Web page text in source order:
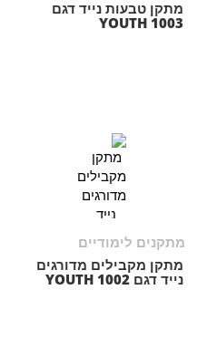
מתקן טבעות נייד דגם
YOUTH 1003
מתקנים לימודיים
מתקן מקבילים מדורגים
נייד דגם YOUTH 1002